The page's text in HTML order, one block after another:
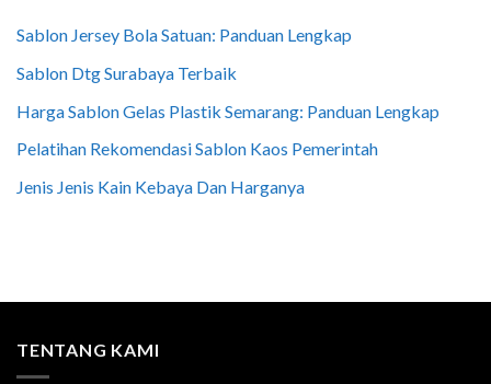
Sablon Jersey Bola Satuan: Panduan Lengkap
Sablon Dtg Surabaya Terbaik
Harga Sablon Gelas Plastik Semarang: Panduan Lengkap
Pelatihan Rekomendasi Sablon Kaos Pemerintah
Jenis Jenis Kain Kebaya Dan Harganya
TENTANG KAMI